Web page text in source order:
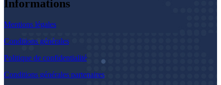
Informations
Mentions légales
Conditions générales
Politique de confidentialité
Conditions générales partenaires